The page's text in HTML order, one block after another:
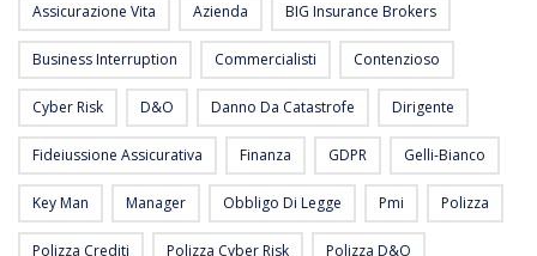
Assicurazione Vita Azienda BIG Insurance Brokers
Business Interruption Commercialisti Contenzioso
Cyber Risk D&O Danno Da Catastrofe Dirigente
Fideiussione Assicurativa Finanza GDPR Gelli-Bianco
Key Man Manager Obbligo Di Legge Pmi Polizza
Polizza Crediti Polizza Cyber Risk Polizza D&O